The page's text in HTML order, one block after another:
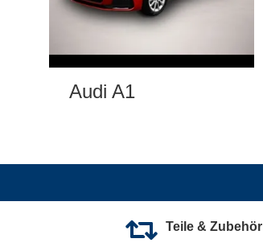
Audi A1
Teile & Zubehör